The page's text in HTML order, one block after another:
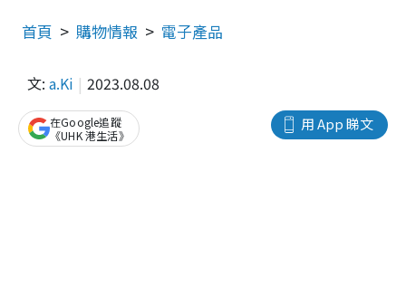
首頁 購物情報 電子產品
文: a.Ki 2023.08.08
用 App 睇文
在Google追蹤
《UHK 港生活》